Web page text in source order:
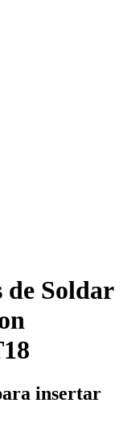
de Soldar
insertar